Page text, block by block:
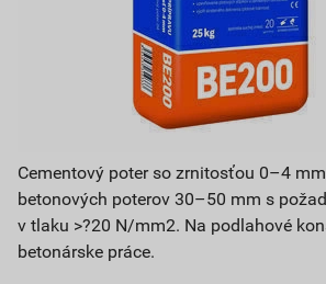
Cementový poter so zrnitosťou 0–4
betonových poterov 30–50 mm s
v tlaku >?20 N/mm2. Na podlahové
betonárske práce.